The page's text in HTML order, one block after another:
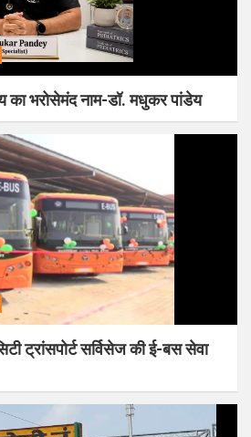
का भरोसेमंद नाम-डॉ. मधुकर पांडेय
ट्रांसपोर्ट सर्विसेज की ई-बस सेवा